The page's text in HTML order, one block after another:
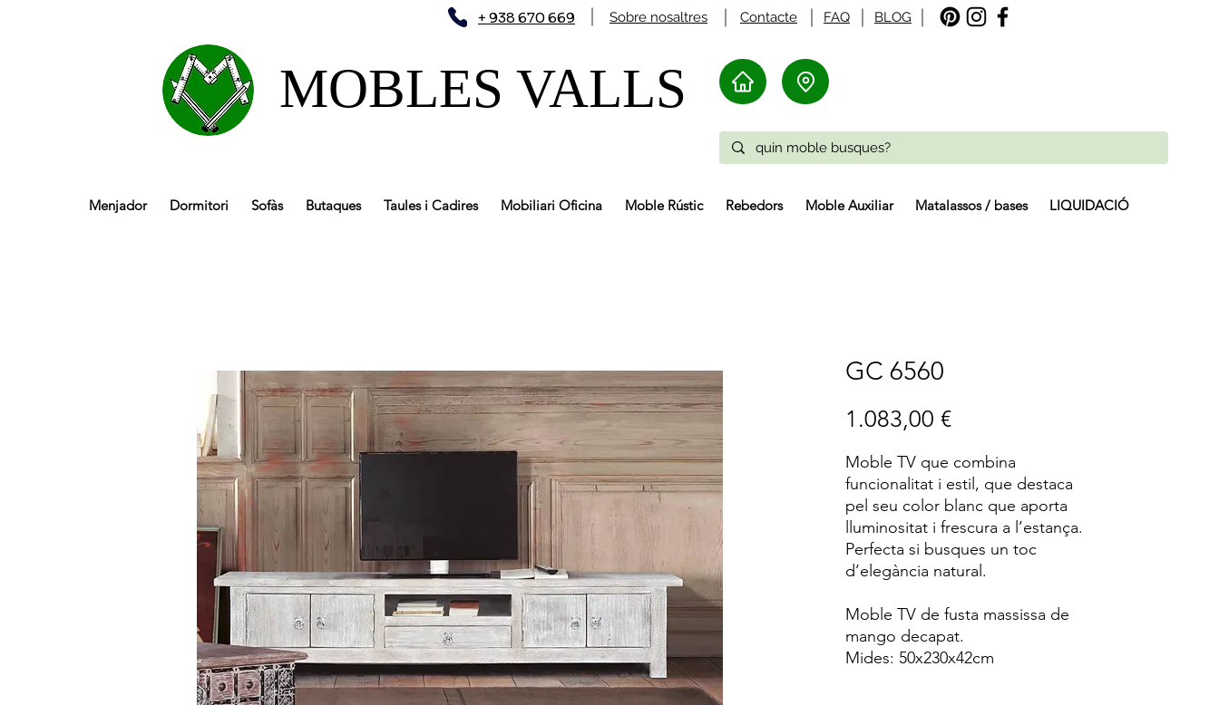
Sobre nosaltres FAQ
+ 938 670 669 Contacte BLOG
MOBLES VALLS
Menjador Dormitori Sofàs Butaques Taules i Cadires Mobiliari Oficina Moble Rústic Rebedors Moble Auxiliar Matalassos / bases LIQUIDACIÓ
GC 6560
1.083,00 €Price
Moble TV que combina
funcionalitat i estil, que destaca
pel seu color blanc que aporta
lluminositat i frescura a l’estança.
Perfecta si busques un toc
d’elegància natural.
Moble TV de fusta massissa de
mango decapat.
Mides: 50x230x42cm